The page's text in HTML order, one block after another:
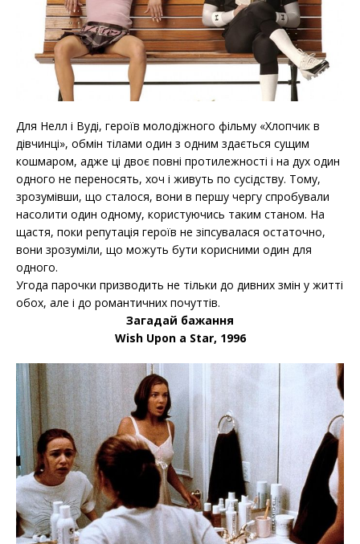
Для Нелл і Вуді, героїв молодіжного фільму «Хлопчик в
дівчинці», обмін тілами один з одним здається сущим
кошмаром, адже ці двоє повні протилежності і на дух один
одного не переносять, хоч і живуть по сусідству. Тому,
зрозумівши, що сталося, вони в першу чергу спробували
насолити один одному, користуючись таким станом. На
щастя, поки репутація героїв не зіпсувалася остаточно,
вони зрозуміли, що можуть бути корисними один для
одного.
Угода парочки призводить не тільки до дивних змін у житті
обох, але і до романтичних почуттів.
Загадай бажання
Wish Upon a Star, 1996